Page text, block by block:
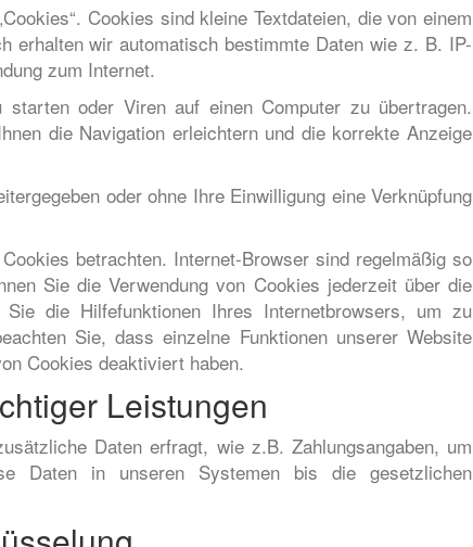
Cookies sind kleine Textdateien, die von einem
erhalten wir automatisch bestimmte Daten wie z. B. IP-
zum Internet.
oder Viren auf einen Computer zu übertragen.
die Navigation erleichtern und die korrekte Anzeige
oder ohne Ihre Einwilligung eine Verknüpfung
betrachten. Internet-Browser sind regelmäßig so
Sie die Verwendung von Cookies jederzeit über die
die Hilfefunktionen Ihres Internetbrowsers, um zu
Sie, dass einzelne Funktionen unserer Website
Cookies deaktiviert haben.
Leistungen
Daten erfragt, wie z.B. Zahlungsangaben, um
Daten in unseren Systemen bis die gesetzlichen